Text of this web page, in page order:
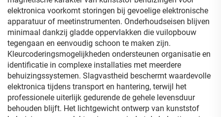
elektronica voorkomt storingen bij gevoelige elektronische
apparatuur of meetinstrumenten. Onderhoudseisen blijven
minimaal dankzij gladde oppervlakken die vuilopbouw
tegengaan en eenvoudig schoon te maken zijn.
Kleurcoderingsmogelijkheden ondersteunen organisatie en
identificatie in complexe installaties met meerdere
behuizingssystemen. Slagvastheid beschermt waardevolle
elektronica tijdens transport en hantering, terwijl het
professionele uiterlijk gedurende de gehele levensduur
behouden blijft. Het lichtgewicht ontwerp van kunststof